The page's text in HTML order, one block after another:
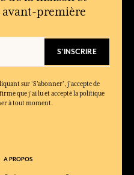
avant-première
S'INSCRIRE
sur ‘S’abonner’, j'accepte de
que j'ai lu et accepté la politique
à tout moment.
A PROPOS